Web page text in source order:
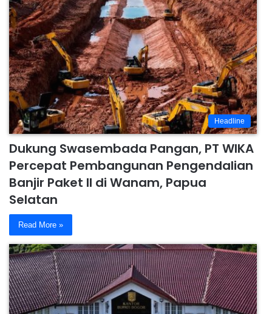
Headline
Dukung Swasembada Pangan, PT WIKA
Percepat Pembangunan Pengendalian
Banjir Paket II di Wanam, Papua
Selatan
Read More »